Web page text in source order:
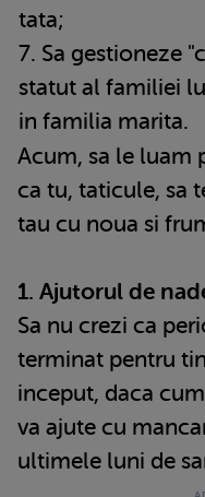
tata;
7. Sa gestioneze
statut al familiei
in familia marita.
Acum, sa le luam
ca tu, taticule, sa
tau cu noua si
1. Ajutorul de
Sa nu crezi ca
terminat pentru
inceput, daca
va ajute cu
ultimele luni de